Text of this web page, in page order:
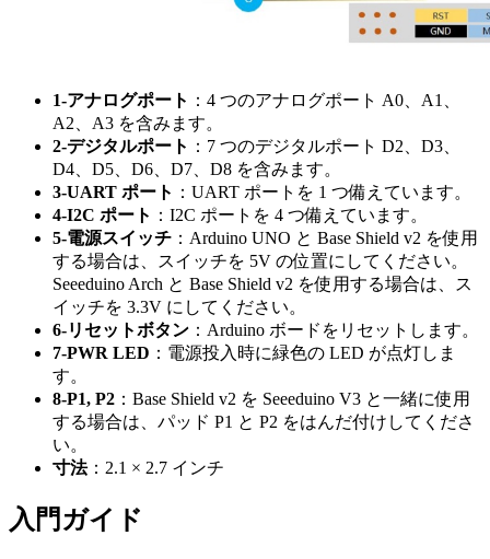
1-アナログポート ：4 つのアナログポート A0、A1、
A2、A3 を含みます。
2-デジタルポート ：7 つのデジタルポート D2、D3、
D4、D5、D6、D7、D8 を含みます。
3-UART ポート ：UART ポートを 1 つ備えています。
4-I2C ポート ：I2C ポートを 4 つ備えています。
5-電源スイッチ ：Arduino UNO と Base Shield v2 を使用
する場合は、スイッチを 5V の位置にしてください。
Seeeduino Arch と Base Shield v2 を使用する場合は、ス
イッチを 3.3V にしてください。
6-リセットボタン ：Arduino ボードをリセットします。
7-PWR LED ：電源投入時に緑色の LED が点灯しま
す。
8-P1, P2 ：Base Shield v2 を Seeeduino V3 と一緒に使用
する場合は、パッド P1 と P2 をはんだ付けしてくださ
い。
寸法：2.1 × 2.7 インチ
入門ガイド